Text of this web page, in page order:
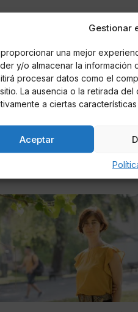
Gestionar
una mejor
y/o almacenar la información
procesar datos como el
La ausencia o la retirada
a ciertas
Aceptar